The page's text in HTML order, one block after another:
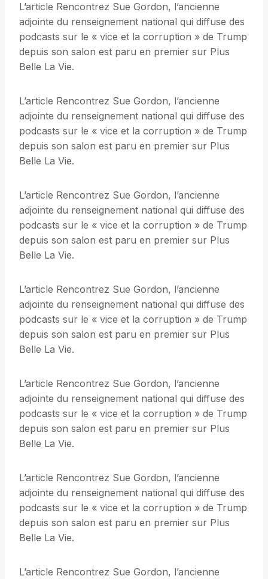
L’article Rencontrez Sue Gordon, l’ancienne
adjointe du renseignement national qui diffuse des
podcasts sur le « vice et la corruption » de Trump
depuis son salon est paru en premier sur Plus
Belle La Vie.
L’article Rencontrez Sue Gordon, l’ancienne
adjointe du renseignement national qui diffuse des
podcasts sur le « vice et la corruption » de Trump
depuis son salon est paru en premier sur Plus
Belle La Vie.
L’article Rencontrez Sue Gordon, l’ancienne
adjointe du renseignement national qui diffuse des
podcasts sur le « vice et la corruption » de Trump
depuis son salon est paru en premier sur Plus
Belle La Vie.
L’article Rencontrez Sue Gordon, l’ancienne
adjointe du renseignement national qui diffuse des
podcasts sur le « vice et la corruption » de Trump
depuis son salon est paru en premier sur Plus
Belle La Vie.
L’article Rencontrez Sue Gordon, l’ancienne
adjointe du renseignement national qui diffuse des
podcasts sur le « vice et la corruption » de Trump
depuis son salon est paru en premier sur Plus
Belle La Vie.
L’article Rencontrez Sue Gordon, l’ancienne
adjointe du renseignement national qui diffuse des
podcasts sur le « vice et la corruption » de Trump
depuis son salon est paru en premier sur Plus
Belle La Vie.
L’article Rencontrez Sue Gordon, l’ancienne